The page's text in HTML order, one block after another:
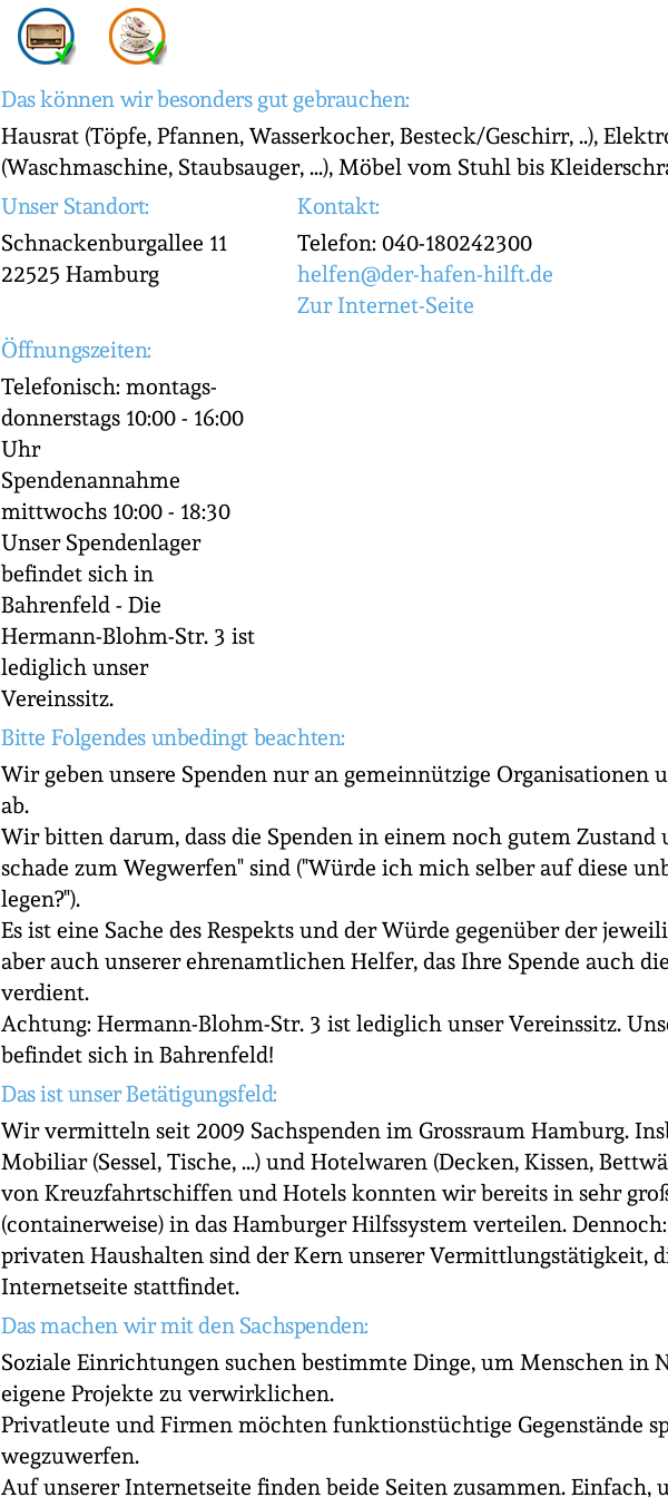
Das können wir besonders gut gebrauchen:
Hausrat (Töpfe, Pfannen, Wasserkocher, Besteck/Geschirr, ..),
(Waschmaschine, Staubsauger, ...), Möbel vom Stuhl bis
Unser Standort:
Schnackenburgallee 11
22525 Hamburg
Kontakt:
Telefon: 040-180242300
helfen@der-hafen-hilft.de
Zur Internet-Seite
Öffnungszeiten:
Telefonisch: montags-
donnerstags 10:00 - 16:00
Uhr
Spendenannahme
mittwochs 10:00 - 18:30
Unser Spendenlager
befindet sich in
Bahrenfeld - Die
Hermann-Blohm-Str. 3 ist
lediglich unser
Vereinssitz.
Bitte Folgendes unbedingt beachten:
Wir geben unsere Spenden nur an gemeinnützige Organisationen
ab.
Wir bitten darum, dass die Spenden in einem noch gutem
schade zum Wegwerfen" sind ("Würde ich mich selber auf diese
legen?").
Es ist eine Sache des Respekts und der Würde gegenüber der
aber auch unserer ehrenamtlichen Helfer, das Ihre Spende auch
verdient.
Achtung: Hermann-Blohm-Str. 3 ist lediglich unser Vereinssitz.
befindet sich in Bahrenfeld!
Das ist unser Betätigungsfeld:
Wir vermitteln seit 2009 Sachspenden im Grossraum Hamburg.
Mobiliar (Sessel, Tische, ...) und Hotelwaren (Decken, Kissen,
von Kreuzfahrtschiffen und Hotels konnten wir bereits in sehr
(containerweise) in das Hamburger Hilfssystem verteilen.
privaten Haushalten sind der Kern unserer Vermittlungstätigkeit,
Internetseite stattfindet.
Das machen wir mit den Sachspenden:
Soziale Einrichtungen suchen bestimmte Dinge, um Menschen in
eigene Projekte zu verwirklichen.
Privatleute und Firmen möchten funktionstüchtige Gegenstände
wegzuwerfen.
Auf unserer Internetseite finden beide Seiten zusammen. Einfach,